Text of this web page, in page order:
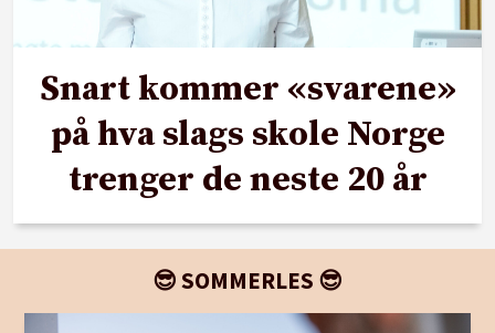
Snart kommer «svarene»
på hva slags skole Norge
trenger de neste 20 år
😎 SOMMERLES 😎